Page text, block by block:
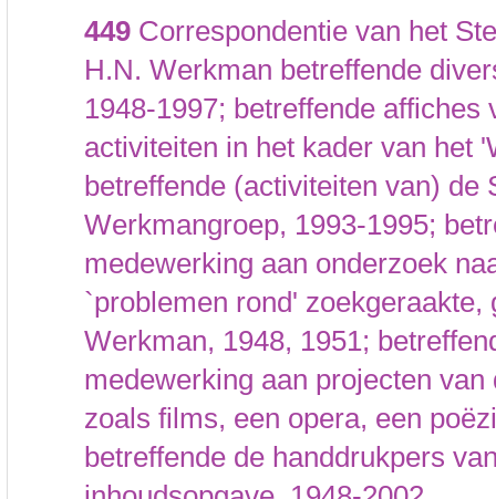
449Correspondentie van het
H.N. Werkman betreffende
1948-1997; betreffende
activiteiten in het kader van het
betreffende (activiteiten van)
Werkmangroep, 1993-1995;
medewerking aan onderzoek
`problemen rond'
Werkman, 1948, 1951;
medewerking aan projecten
zoals films, een opera, een
betreffende de handdrukpers